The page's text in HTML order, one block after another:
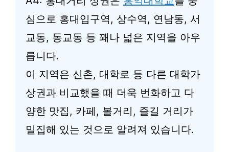
심으로 홍대입구역, 상수역, 연남동, 서
교동, 동교동 등 꽤나 넓은 지역을 아우
릅니다.
이 지역은 신촌, 대학로 등 다른 대학가
상권과 비교했을 때 더욱 번화하고 다
양한 맛집, 카페, 볼거리, 즐길 거리가
밀집해 있는 것으로 알려져 있습니다.